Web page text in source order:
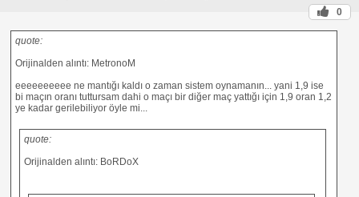
0
quote:
Orijinalden alıntı: MetronoM
eeeeeeeeee ne mantığı kaldı o zaman sistem oynamanın... yani 1,9 ise
bi maçın oranı tuttursam dahi o maçı bir diğer maç yattığı için 1,9 oran 1,2
ye kadar gerilebiliyor öyle mi...
quote:
Orijinalden alıntı: BoRDoX